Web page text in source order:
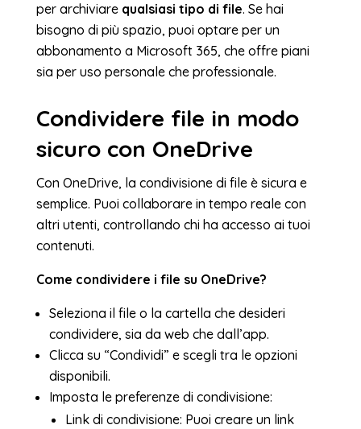
per archiviare qualsiasi tipo di file. Se hai
bisogno di più spazio, puoi optare per un
abbonamento a Microsoft 365, che offre piani
sia per uso personale che professionale.
Condividere file in modo
sicuro con OneDrive
Con OneDrive, la condivisione di file è sicura e
semplice. Puoi collaborare in tempo reale con
altri utenti, controllando chi ha accesso ai tuoi
contenuti.
Come condividere i file su OneDrive?
Seleziona il file o la cartella che desideri
condividere, sia da web che dall’app.
Clicca su “Condividi” e scegli tra le opzioni
disponibili.
Imposta le preferenze di condivisione:
Link di condivisione: Puoi creare un link